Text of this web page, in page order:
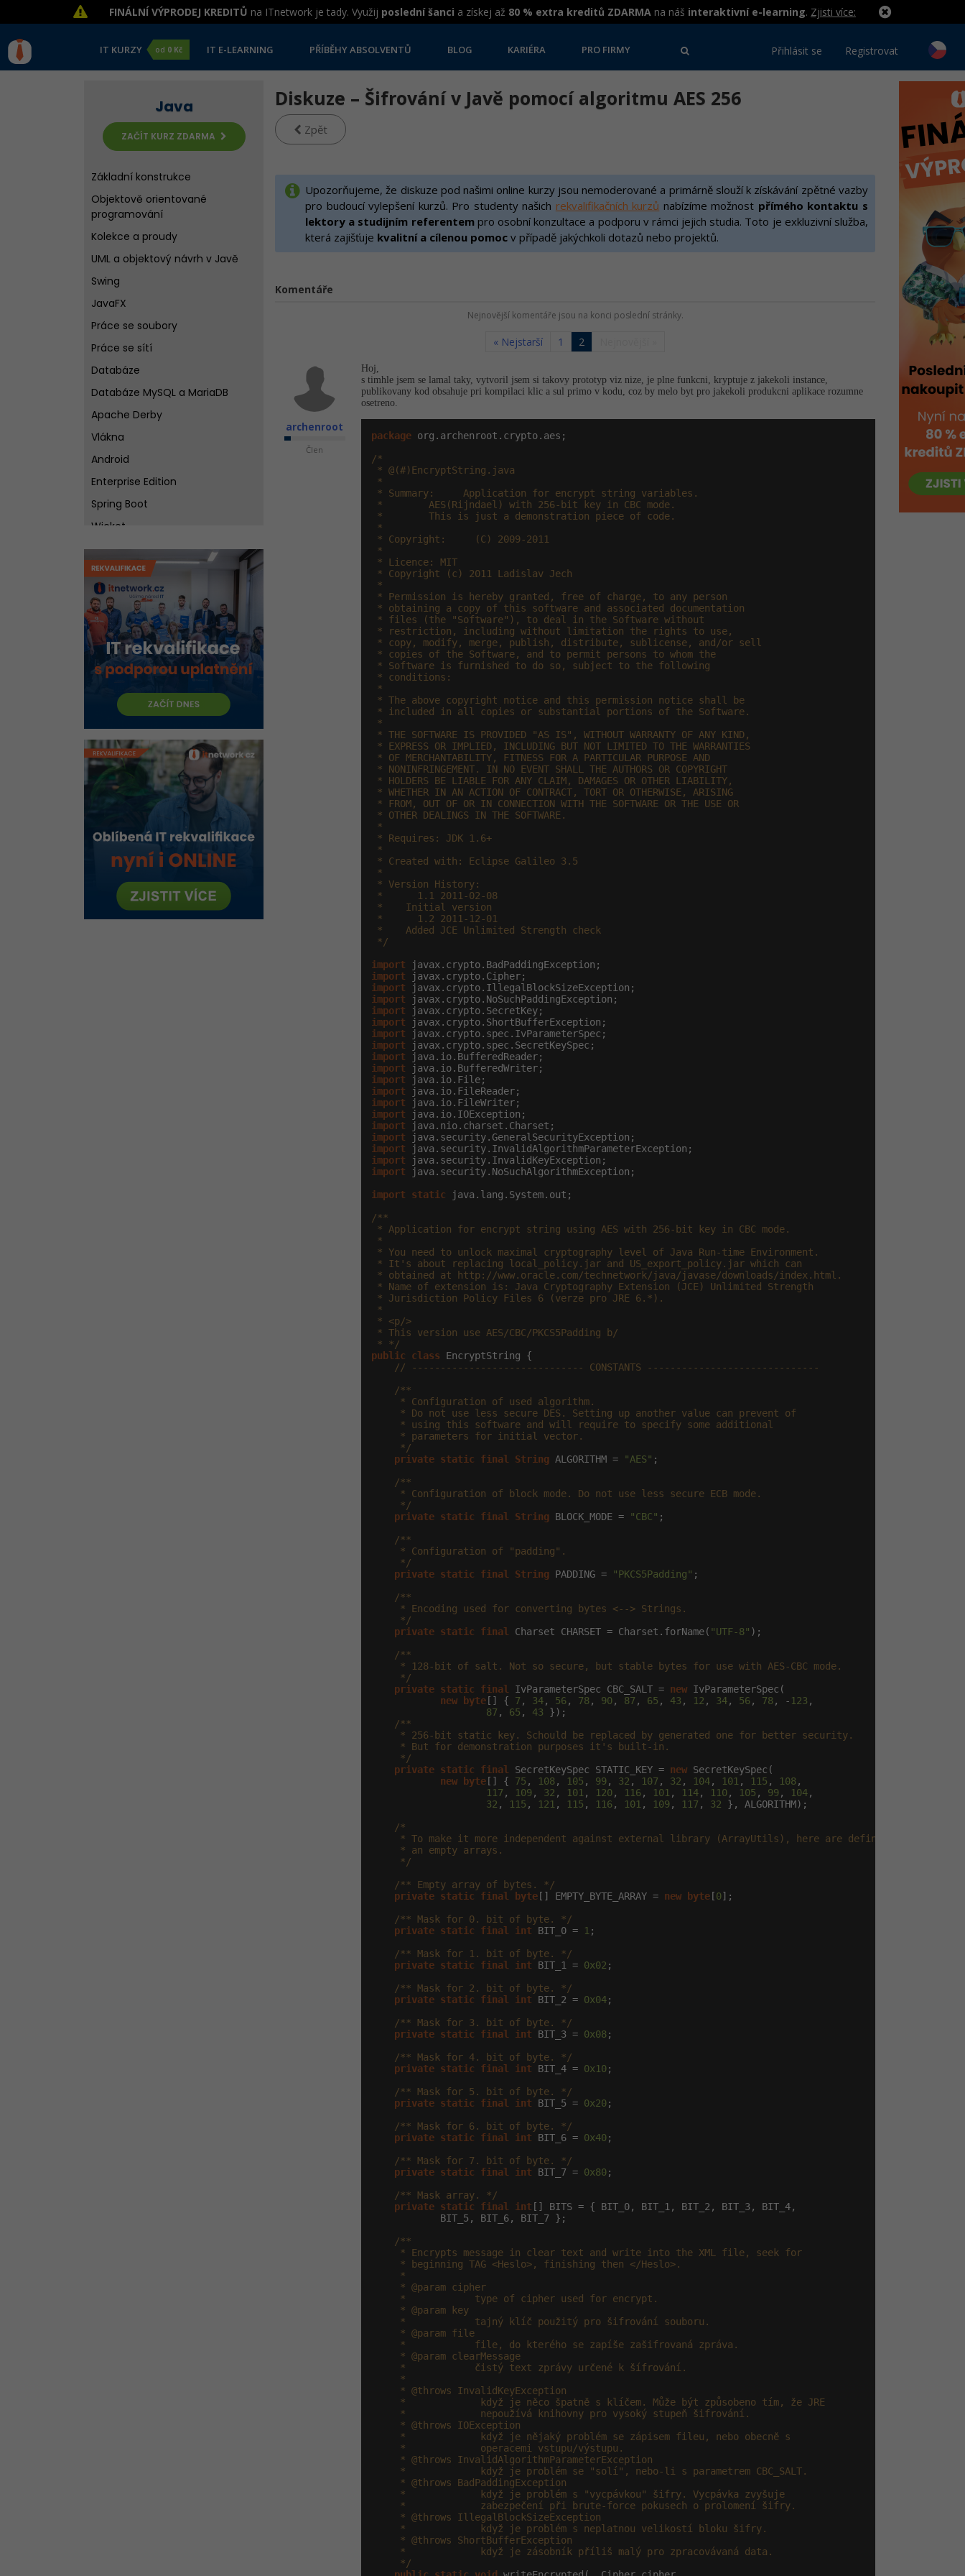
FINÁLNÍ VÝPRODEJ KREDITŮ na ITnetwork je tady. Využij poslední šanci a získej až 80 % extra kreditů ZDARMA na náš interaktivní e-learning. Zjisti více:
IT KURZY od 0 Kč IT E-LEARNING PŘÍBĚHY ABSOLVENTŮ BLOG KARIÉRA PRO FIRMY Přihlásit se Registrovat
Java
ZAČÍT KURZ ZDARMA
Základní konstrukce
Objektově orientované
programování
Kolekce a proudy
UML a objektový návrh v Javě
Swing
JavaFX
Práce se soubory
Práce se sítí
Databáze
Databáze MySQL a MariaDB
Apache Derby
Vlákna
Android
Enterprise Edition
Spring Boot
Wicket
Testování
Best practices pro návrh
softwaru v Javě
Git - Verzovací systém křížem
krážem
Návrhové vzory v Javě
Anotace
Maven
Moduly
Server pro klientské aplikace
JNI
Metodiky vývoje softwaru v Javě
Algoritmy v Javě
Archiv
Online test znalostí Java
Diskuze – Šifrování v Javě pomocí algoritmu AES 256
Zpět
Upozorňujeme, že diskuze pod našimi online kurzy jsou nemoderované a primárně slouží k získávání zpětné vazby
pro budoucí vylepšení kurzů. Pro studenty našich rekvalifikačních kurzů nabízíme možnost přímého kontaktu s
lektory a studijním referentempro osobní konzultace a podporu v rámci jejich studia. Toto je exkluzivní služba,
která zajišťuje kvalitní a cílenou pomoc v případě jakýchkoli dotazů nebo projektů.
Komentáře
Nejnovější komentáře jsou na konci poslední stránky.
« Nejstarší 1 2
archenroot
Člen
Hoj,
s timhle jsem se lamal taky, vytvoril jsem si takovy prototyp viz nize, je plne funkcni, kryptuje z jakekoli instance,
publikovany kod obsahuje pri kompilaci klic a sul primo v kodu, coz by melo byt pro jakekoli produkcni aplikace rozumne
osetreno.
package org.archenroot.crypto.aes;
/*
* @(#)EncryptString.java
*
* Summary:     Application for encrypt string variables.
*        AES(Rijndael) with 256-bit key in CBC mode.
*        This is just a demonstration piece of code.
*
* Copyright:     (C) 2009-2011
*
* Licence: MIT
* Copyright (c) 2011 Ladislav Jech
*
* Permission is hereby granted, free of charge, to any person
* obtaining a copy of this software and associated documentation
* files (the "Software"), to deal in the Software without
* restriction, including without limitation the rights to use,
* copy, modify, merge, publish, distribute, sublicense, and/or sell
* copies of the Software, and to permit persons to whom the
* Software is furnished to do so, subject to the following
* conditions:
*
* The above copyright notice and this permission notice shall be
* included in all copies or substantial portions of the Software.
*
* THE SOFTWARE IS PROVIDED "AS IS", WITHOUT WARRANTY OF ANY KIND,
* EXPRESS OR IMPLIED, INCLUDING BUT NOT LIMITED TO THE WARRANTIES
* OF MERCHANTABILITY, FITNESS FOR A PARTICULAR PURPOSE AND
* NONINFRINGEMENT. IN NO EVENT SHALL THE AUTHORS OR COPYRIGHT
* HOLDERS BE LIABLE FOR ANY CLAIM, DAMAGES OR OTHER LIABILITY,
* WHETHER IN AN ACTION OF CONTRACT, TORT OR OTHERWISE, ARISING
* FROM, OUT OF OR IN CONNECTION WITH THE SOFTWARE OR THE USE OR
* OTHER DEALINGS IN THE SOFTWARE.
*
* Requires: JDK 1.6+
*
* Created with: Eclipse Galileo 3.5
*
* Version History:
*      1.1 2011-02-08
*    Initial version
*      1.2 2011-12-01
*    Added JCE Unlimited Strength check
*/
import
import
import
import
import
import
import
import
import
import
import
import
import
import
import
import
import
import
import java.security.NoSuchAlgorithmException;
import
static java.lang.System.out;
/**
* Application for encrypt string using AES with 256-bit key in CBC mode.
*
* You need to unlock maximal cryptography level of Java Run-time Environment.
* It's about replacing local_policy.jar and US_export_policy.jar which can
* obtained at http://www.oracle.com/technetwork/java/javase/downloads/index.html.
* Name of extension is: Java Cryptography Extension (JCE) Unlimited Strength
* Jurisdiction Policy Files 6 (verze pro JRE 6.*).
*
* <p/>
* This version use AES/CBC/PKCS5Padding b/
* */
public
class EncryptString {
// ------------------------------ CONSTANTS ------------------------------
/**
     * Configuration of used algorithm.
     * Do not use less secure DES. Setting up another value can prevent of
     * using this software and will require to specify some additional
     * parameters for initial vector.
     */
private static final String ALGORITHM = "AES" ;
/**
     * Configuration of block mode. Do not use less secure ECB mode.
     */
private static final String BLOCK_MODE = "CBC" ;
/**
     * Configuration of "padding".
     */
private static final String PADDING = "PKCS5Padding" ;
/**
     * Encoding used for converting bytes <--> Strings.
     */
private static final Charset CHARSET = Charset.forName( "UTF-8" );
/**
     * 128-bit of salt. Not so secure, but stable bytes for use with AES-CBC mode.
     */
private static final IvParameterSpec CBC_SALT = new IvParameterSpec(
new
byte [] { 7 , 34, 56, 78, 90, 87 , 65 , 43 , 12 , 34, 56, 78, - 123 ,
87 , 65 , 43 });
/**
     * 256-bit static key. Schould be replaced by generated one for better security.
     * But for demonstration purposes it's built-in.
     */
private static final SecretKeySpec STATIC_KEY = new SecretKeySpec(
new
byte [] { 75 , 108, 105 , 99, 32 , 107 , 32 , 104, 101 , 115 , 108,
117 , 109, 32 , 101 , 120, 116, 101 , 114, 110, 105 , 99, 104,
32 , 115 , 121 , 115 , 116, 101 , 109, 117 , 32 }, ALGORITHM);
/*
     * To make it more independent against external library (ArrayUtils), here are defined
     * an empty arrays.
     */
/** Empty array of bytes. */
private static final byte [] EMPTY_BYTE_ARRAY = new byte [0];
/** Mask for 0. bit of byte. */
private static final int BIT_0 = 1 ;
/** Mask for 1. bit of byte. */
private static final int BIT_1 = 0x02 ;
/** Mask for 2. bit of byte. */
private static final int BIT_2 = 0x04;
/** Mask for 3. bit of byte. */
private static final int BIT_3 = 0x08;
/** Mask for 4. bit of byte. */
private static final int BIT_4 = 0x10;
/** Mask for 5. bit of byte. */
private static final int BIT_5 = 0x20;
/** Mask for 6. bit of byte. */
private static final int BIT_6 = 0x40;
/** Mask for 7. bit of byte. */
private static final int BIT_7 = 0x80;
/** Mask array. */
private static final int [] BITS = { BIT_0, BIT_1, BIT_2, BIT_3, BIT_4,
            BIT_5, BIT_6, BIT_7 };
/**
     * Encrypts message in clear text and write into the XML file, seek for
     * beginning TAG <Heslo>, finishing then </Heslo>.
     *
     * @param cipher
     *            type of cipher used for encrypt.
     * @param key
     *            tajný klíč použitý pro šifrování souboru.
     * @param file
     *            file, do kterého se zapíše zašifrovaná zpráva.
     * @param clearMessage
     *            čistý text zprávy určené k šífrování.
     *
     * @throws InvalidKeyException
     *             když je něco špatně s klíčem. Může být způsobeno tím, že JRE
     *             nepoužívá knihovny pro vysoký stupeň šifrování.
     * @throws IOException
     *             když je nějaký problém se zápisem fileu, nebo obecně s
     *             operacemi vstupu/výstupu.
     * @throws InvalidAlgorithmParameterException
     *             když je problém se "solí", nebo-li s parametrem CBC_SALT.
     * @throws BadPaddingException
     *             když je problém s "vycpávkou" šifry. Vycpávka zvyšuje
     *             zabezpečení při brute-force pokusech o prolomení šifry.
     * @throws IllegalBlockSizeException
     *             když je problém s neplatnou velikostí bloku šifry.
     * @throws ShortBufferException
     *             když je zásobník příliš malý pro zpracovávaná data.
     */